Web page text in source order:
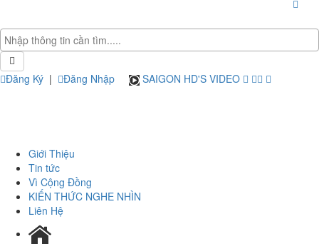
Đăng Ký | Đăng Nhập SAIGON HD'S VIDEO
Giới Thiệu
Tin tức
Vì Cộng Đồng
KIẾN THỨC NGHE NHÌN
Liên Hệ